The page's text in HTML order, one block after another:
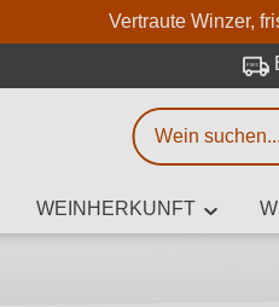
Vertraute Winzer,
WEINHERKUNFT
Weinsuche
Mindestens 3 Zeichen